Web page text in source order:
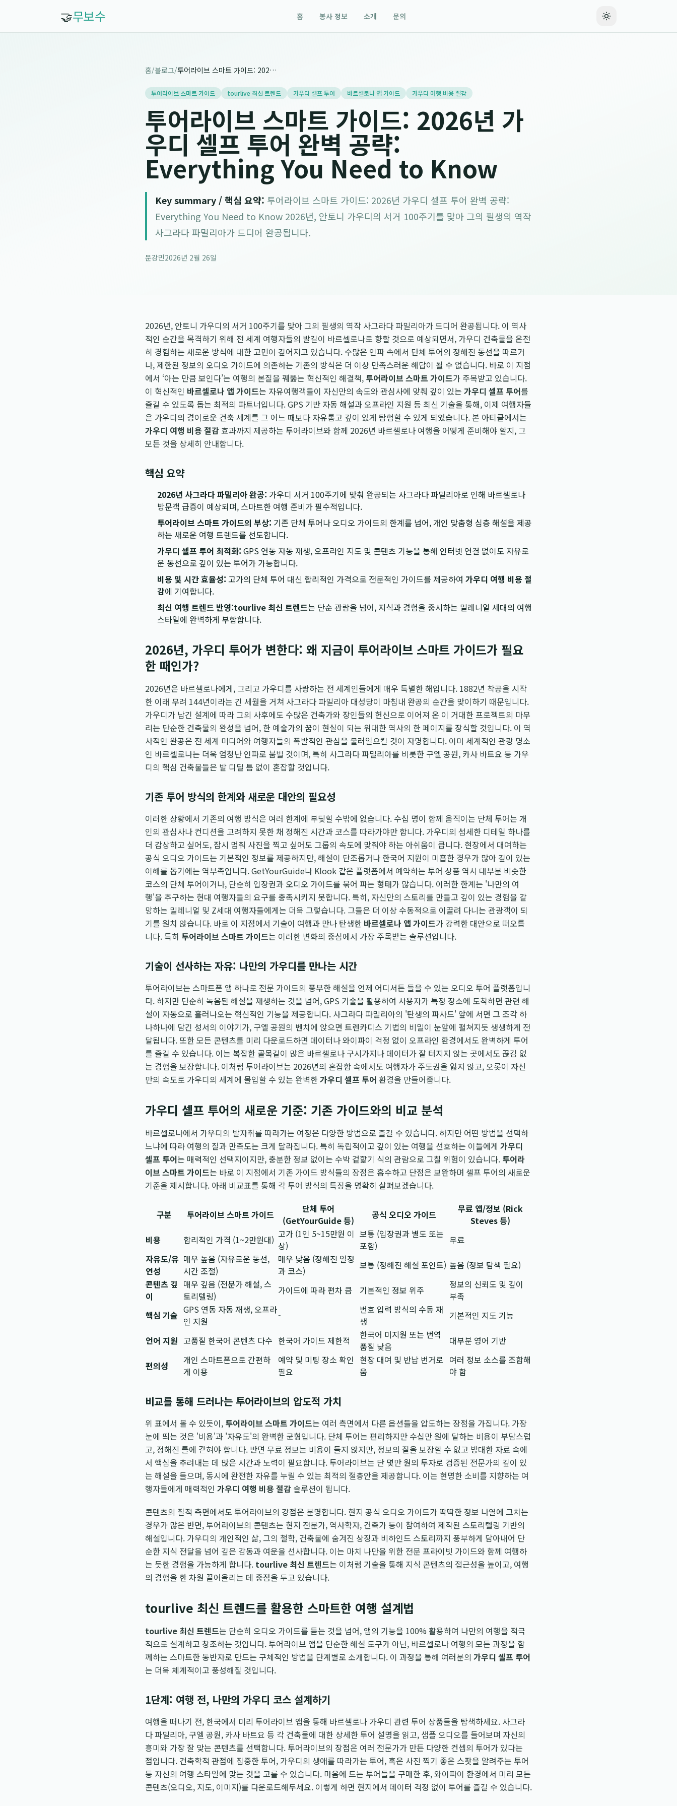
🤝무보수 홈 봉사 정보 소개 문의
홈/블로그/ 투어라이브 스마트 가이드: 2026년 가우디 셀프 투어 완벽 공략: Everything You Need to Know
투어라이브 스마트 가이드 tourlive 최신 트렌드 가우디 셀프 투어 바르셀로나 앱 가이드 가우디 여행 비용 절감
투어라이브 스마트 가이드: 2026년 가
우디 셀프 투어 완벽 공략:
Everything You Need to Know
Key summary / 핵심 요약: 투어라이브 스마트 가이드: 2026년 가우디 셀프 투어 완벽 공략:
Everything You Need to Know 2026년, 안토니 가우디의 서거 100주기를 맞아 그의 필생의 역작
사그라다 파밀리아가 드디어 완공됩니다.
문강민2026년 2월 26일
2026년, 안토니 가우디의 서거 100주기를 맞아 그의 필생의 역작 사그라다 파밀리아가 드디어 완공됩니다. 이 역사
적인 순간을 목격하기 위해 전 세계 여행자들의 발길이 바르셀로나로 향할 것으로 예상되면서, 가우디 건축물을 온전
히 경험하는 새로운 방식에 대한 고민이 깊어지고 있습니다. 수많은 인파 속에서 단체 투어의 정해진 동선을 따르거
나, 제한된 정보의 오디오 가이드에 의존하는 기존의 방식은 더 이상 만족스러운 해답이 될 수 없습니다. 바로 이 지점
에서 ‘아는 만큼 보인다’는 여행의 본질을 꿰뚫는 혁신적인 해결책, 투어라이브 스마트 가이드가 주목받고 있습니다.
이 혁신적인 바르셀로나 앱 가이드는 자유여행객들이 자신만의 속도와 관심사에 맞춰 깊이 있는 가우디 셀프 투어를
즐길 수 있도록 돕는 최적의 파트너입니다. GPS 기반 자동 해설과 오프라인 지원 등 최신 기술을 통해, 이제 여행자들
은 가우디의 경이로운 건축 세계를 그 어느 때보다 자유롭고 깊이 있게 탐험할 수 있게 되었습니다. 본 아티클에서는
가우디 여행 비용 절감 효과까지 제공하는 투어라이브와 함께 2026년 바르셀로나 여행을 어떻게 준비해야 할지, 그
모든 것을 상세히 안내합니다.
핵심 요약
2026년 사그라다 파밀리아 완공: 가우디 서거 100주기에 맞춰 완공되는 사그라다 파밀리아로 인해 바르셀로나
방문객 급증이 예상되며, 스마트한 여행 준비가 필수적입니다.
투어라이브 스마트 가이드의 부상: 기존 단체 투어나 오디오 가이드의 한계를 넘어, 개인 맞춤형 심층 해설을 제공
하는 새로운 여행 트렌드를 선도합니다.
가우디 셀프 투어 최적화: GPS 연동 자동 재생, 오프라인 지도 및 콘텐츠 기능을 통해 인터넷 연결 없이도 자유로
운 동선으로 깊이 있는 투어가 가능합니다.
비용 및 시간 효율성: 고가의 단체 투어 대신 합리적인 가격으로 전문적인 가이드를 제공하여 가우디 여행 비용 절
감에 기여합니다.
최신 여행 트렌드 반영:tourlive 최신 트렌드는 단순 관람을 넘어, 지식과 경험을 중시하는 밀레니얼 세대의 여행
스타일에 완벽하게 부합합니다.
2026년, 가우디 투어가 변한다: 왜 지금이 투어라이브 스마트 가이드가 필요
한 때인가?
2026년은 바르셀로나에게, 그리고 가우디를 사랑하는 전 세계인들에게 매우 특별한 해입니다. 1882년 착공을 시작
한 이래 무려 144년이라는 긴 세월을 거쳐 사그라다 파밀리아 대성당이 마침내 완공의 순간을 맞이하기 때문입니다.
가우디가 남긴 설계에 따라 그의 사후에도 수많은 건축가와 장인들의 헌신으로 이어져 온 이 거대한 프로젝트의 마무
리는 단순한 건축물의 완성을 넘어, 한 예술가의 꿈이 현실이 되는 위대한 역사의 한 페이지를 장식할 것입니다. 이 역
사적인 완공은 전 세계 미디어와 여행자들의 폭발적인 관심을 불러일으킬 것이 자명합니다. 이미 세계적인 관광 명소
인 바르셀로나는 더욱 엄청난 인파로 붐빌 것이며, 특히 사그라다 파밀리아를 비롯한 구엘 공원, 카사 바트요 등 가우
디의 핵심 건축물들은 발 디딜 틈 없이 혼잡할 것입니다.
기존 투어 방식의 한계와 새로운 대안의 필요성
이러한 상황에서 기존의 여행 방식은 여러 한계에 부딪힐 수밖에 없습니다. 수십 명이 함께 움직이는 단체 투어는 개
인의 관심사나 컨디션을 고려하지 못한 채 정해진 시간과 코스를 따라가야만 합니다. 가우디의 섬세한 디테일 하나를
더 감상하고 싶어도, 잠시 멈춰 사진을 찍고 싶어도 그룹의 속도에 맞춰야 하는 아쉬움이 큽니다. 현장에서 대여하는
공식 오디오 가이드는 기본적인 정보를 제공하지만, 해설이 단조롭거나 한국어 지원이 미흡한 경우가 많아 깊이 있는
이해를 돕기에는 역부족입니다. GetYourGuide나 Klook 같은 플랫폼에서 예약하는 투어 상품 역시 대부분 비슷한
코스의 단체 투어이거나, 단순히 입장권과 오디오 가이드를 묶어 파는 형태가 많습니다. 이러한 한계는 '나만의 여
행'을 추구하는 현대 여행자들의 요구를 충족시키지 못합니다. 특히, 자신만의 스토리를 만들고 깊이 있는 경험을 갈
망하는 밀레니얼 및 Z세대 여행자들에게는 더욱 그렇습니다. 그들은 더 이상 수동적으로 이끌려 다니는 관광객이 되
기를 원치 않습니다. 바로 이 지점에서 기술이 여행과 만나 탄생한 바르셀로나 앱 가이드가 강력한 대안으로 떠오릅
니다. 특히 투어라이브 스마트 가이드는 이러한 변화의 중심에서 가장 주목받는 솔루션입니다.
기술이 선사하는 자유: 나만의 가우디를 만나는 시간
투어라이브는 스마트폰 앱 하나로 전문 가이드의 풍부한 해설을 언제 어디서든 들을 수 있는 오디오 투어 플랫폼입니
다. 하지만 단순히 녹음된 해설을 재생하는 것을 넘어, GPS 기술을 활용하여 사용자가 특정 장소에 도착하면 관련 해
설이 자동으로 흘러나오는 혁신적인 기능을 제공합니다. 사그라다 파밀리아의 '탄생의 파사드' 앞에 서면 그 조각 하
나하나에 담긴 성서의 이야기가, 구엘 공원의 벤치에 앉으면 트렌카디스 기법의 비밀이 눈앞에 펼쳐지듯 생생하게 전
달됩니다. 또한 모든 콘텐츠를 미리 다운로드하면 데이터나 와이파이 걱정 없이 오프라인 환경에서도 완벽하게 투어
를 즐길 수 있습니다. 이는 복잡한 골목길이 많은 바르셀로나 구시가지나 데이터가 잘 터지지 않는 곳에서도 끊김 없
는 경험을 보장합니다. 이처럼 투어라이브는 2026년의 혼잡함 속에서도 여행자가 주도권을 잃지 않고, 오롯이 자신
만의 속도로 가우디의 세계에 몰입할 수 있는 완벽한가우디 셀프 투어 환경을 만들어줍니다.
가우디 셀프 투어의 새로운 기준: 기존 가이드와의 비교 분석
바르셀로나에서 가우디의 발자취를 따라가는 여정은 다양한 방법으로 즐길 수 있습니다. 하지만 어떤 방법을 선택하
느냐에 따라 여행의 질과 만족도는 크게 달라집니다. 특히 독립적이고 깊이 있는 여행을 선호하는 이들에게 가우디
셀프 투어는 매력적인 선택지이지만, 충분한 정보 없이는 수박 겉핥기 식의 관람으로 그칠 위험이 있습니다. 투어라
이브 스마트 가이드는 바로 이 지점에서 기존 가이드 방식들의 장점은 흡수하고 단점은 보완하며 셀프 투어의 새로운
기준을 제시합니다. 아래 비교표를 통해 각 투어 방식의 특징을 명확히 살펴보겠습니다.
구분 투어라이브 스마트 가이드
단체 투어
(GetYourGuide 등)
공식 오디오 가이드
무료 앱/정보 (Rick
Steves 등)
비용
합리적인 가격 (1~2만원대) 고가 (1인 5~15만원 이
상)
보통 (입장권과 별도 또는
포함)
무료
자유도/유
연성
매우 높음 (자유로운 동선,
시간 조절)
매우 낮음 (정해진 일정
과 코스)
보통 (정해진 해설 포인트) 높음 (정보 탐색 필요)
콘텐츠 깊
이
매우 깊음 (전문가 해설, 스
토리텔링)
가이드에 따라 편차 큼 기본적인 정보 위주
정보의 신뢰도 및 깊이
부족
핵심 기술 GPS 연동 자동 재생, 오프라
인 지원
-
번호 입력 방식의 수동 재
생
기본적인 지도 기능
언어 지원 고품질 한국어 콘텐츠 다수 한국어 가이드 제한적
한국어 미지원 또는 번역
품질 낮음
대부분 영어 기반
편의성
개인 스마트폰으로 간편하
게 이용
예약 및 미팅 장소 확인
필요
현장 대여 및 반납 번거로
움
여러 정보 소스를 조합해
야 함
비교를 통해 드러나는 투어라이브의 압도적 가치
위 표에서 볼 수 있듯이, 투어라이브 스마트 가이드는 여러 측면에서 다른 옵션들을 압도하는 장점을 가집니다. 가장
눈에 띄는 것은 '비용'과 '자유도'의 완벽한 균형입니다. 단체 투어는 편리하지만 수십만 원에 달하는 비용이 부담스럽
고, 정해진 틀에 갇혀야 합니다. 반면 무료 정보는 비용이 들지 않지만, 정보의 질을 보장할 수 없고 방대한 자료 속에
서 핵심을 추려내는 데 많은 시간과 노력이 필요합니다. 투어라이브는 단 몇만 원의 투자로 검증된 전문가의 깊이 있
는 해설을 들으며, 동시에 완전한 자유를 누릴 수 있는 최적의 절충안을 제공합니다. 이는 현명한 소비를 지향하는 여
행자들에게 매력적인 가우디 여행 비용 절감 솔루션이 됩니다.
콘텐츠의 질적 측면에서도 투어라이브의 강점은 분명합니다. 현지 공식 오디오 가이드가 딱딱한 정보 나열에 그치는
경우가 많은 반면, 투어라이브의 콘텐츠는 현지 전문가, 역사학자, 건축가 등이 참여하여 제작된 스토리텔링 기반의
해설입니다. 가우디의 개인적인 삶, 그의 철학, 건축물에 숨겨진 상징과 비하인드 스토리까지 풍부하게 담아내어 단
순한 지식 전달을 넘어 깊은 감동과 여운을 선사합니다. 이는 마치 나만을 위한 전문 프라이빗 가이드와 함께 여행하
는 듯한 경험을 가능하게 합니다. tourlive 최신 트렌드는 이처럼 기술을 통해 지식 콘텐츠의 접근성을 높이고, 여행
의 경험을 한 차원 끌어올리는 데 중점을 두고 있습니다.
tourlive 최신 트렌드를 활용한 스마트한 여행 설계법
tourlive 최신 트렌드는 단순히 오디오 가이드를 듣는 것을 넘어, 앱의 기능을 100% 활용하여 나만의 여행을 적극
적으로 설계하고 창조하는 것입니다. 투어라이브 앱을 단순한 해설 도구가 아닌, 바르셀로나 여행의 모든 과정을 함
께하는 스마트한 동반자로 만드는 구체적인 방법을 단계별로 소개합니다. 이 과정을 통해 여러분의 가우디 셀프 투어
는 더욱 체계적이고 풍성해질 것입니다.
1단계: 여행 전, 나만의 가우디 코스 설계하기
여행을 떠나기 전, 한국에서 미리 투어라이브 앱을 통해 바르셀로나 가우디 관련 투어 상품들을 탐색하세요. 사그라
다 파밀리아, 구엘 공원, 카사 바트요 등 각 건축물에 대한 상세한 투어 설명을 읽고, 샘플 오디오를 들어보며 자신의
흥미와 가장 잘 맞는 콘텐츠를 선택합니다. 투어라이브의 장점은 여러 전문가가 만든 다양한 컨셉의 투어가 있다는
점입니다. 건축학적 관점에 집중한 투어, 가우디의 생애를 따라가는 투어, 혹은 사진 찍기 좋은 스팟을 알려주는 투어
등 자신의 여행 스타일에 맞는 것을 고를 수 있습니다. 마음에 드는 투어들을 구매한 후, 와이파이 환경에서 미리 모든
콘텐츠(오디오, 지도, 이미지)를 다운로드해두세요. 이렇게 하면 현지에서 데이터 걱정 없이 투어를 즐길 수 있습니다.